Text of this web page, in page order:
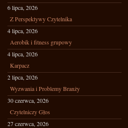
6 lipca, 2026
Z Perspektywy Czytelnika
4 lipca, 2026
Aerobik i fitness grupowy
4 lipca, 2026
Karpacz
2 lipca, 2026
Wyzwania i Problemy Branży
30 czerwca, 2026
Czytelniczy Głos
27 czerwca, 2026